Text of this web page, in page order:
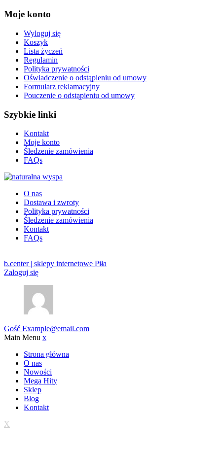
Moje konto
Wyloguj się
Koszyk
Lista życzeń
Regulamin
Polityka prywatności
Oświadczenie o odstąpieniu od umowy
Formularz reklamacyjny
Pouczenie o odstąpieniu od umowy
Szybkie linki
Kontakt
Moje konto
Śledzenie zamówienia
FAQs
O nas
Dostawa i zwroty
Polityka prywatności
Śledzenie zamówienia
Kontakt
FAQs
b.center | sklepy internetowe Piła
Zaloguj się
Gość Example@email.com
Main Menu x
Strona główna
O nas
Nowości
Mega Hity
Sklep
Blog
Kontakt
X